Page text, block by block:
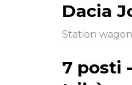
Dacia
Station
7 posti